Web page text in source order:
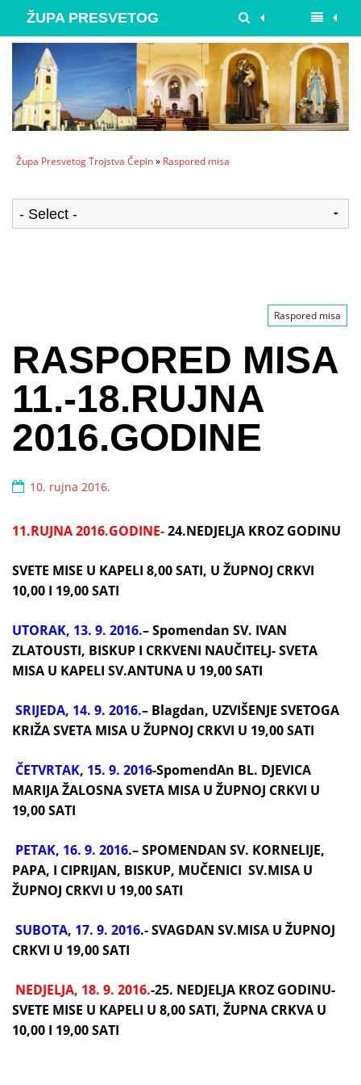
ŽUPA PRESVETOG
TROJSTVA ČEPIN
Župa Presvetog Trojstva Čepin» Raspored misa
Raspored misa
RASPORED MISA
11.-18.RUJNA
2016.GODINE
10. rujna 2016.
11.RUJNA 2016.GODINE-24.NEDJELJA KROZ GODINU
SVETE MISE U KAPELI 8,00 SATI, U ŽUPNOJ CRKVI
10,00 I 19,00 SATI
UTORAK, 13. 9. 2016.– Spomendan SV. IVAN
ZLATOUSTI, BISKUP I CRKVENI NAUČITELJ-SVETA
MISA U KAPELI SV.ANTUNA U 19,00 SATI
SRIJEDA, 14. 9. 2016.– Blagdan, UZVIŠENJE SVETOGA
KRIŽA SVETA MISA U ŽUPNOJ CRKVI U 19,00 SATI
ČETVRTAK, 15. 9. 2016-SpomendAn BL. DJEVICA
MARIJA ŽALOSNA SVETA MISA U ŽUPNOJ CRKVI U
19,00 SATI
PETAK, 16. 9. 2016.– SPOMENDAN SV. KORNELIJE,
PAPA, I CIPRIJAN, BISKUP, MUČENICI SV.MISA U
ŽUPNOJ CRKVI U 19,00 SATI
SUBOTA, 17. 9. 2016.- SVAGDAN SV.MISA U ŽUPNOJ
CRKVI U 19,00 SATI
NEDJELJA, 18. 9. 2016.-25. NEDJELJA KROZ GODINU-
SVETE MISE U KAPELI U 8,00 SATI, ŽUPNA CRKVA U
10,00 I 19,00 SATI